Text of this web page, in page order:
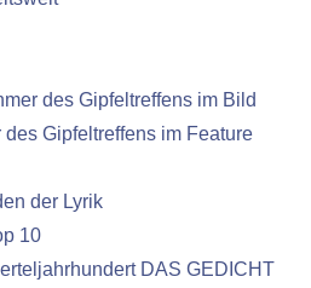
des Gipfeltreffens im Bild
Gipfeltreffens im Feature
der Lyrik
10
DAS GEDICHT